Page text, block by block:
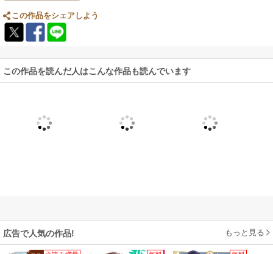
この作品をシェアしよう
この作品を読んだ人はこんな作品も読んでいます
広告で人気の作品! もっと見る